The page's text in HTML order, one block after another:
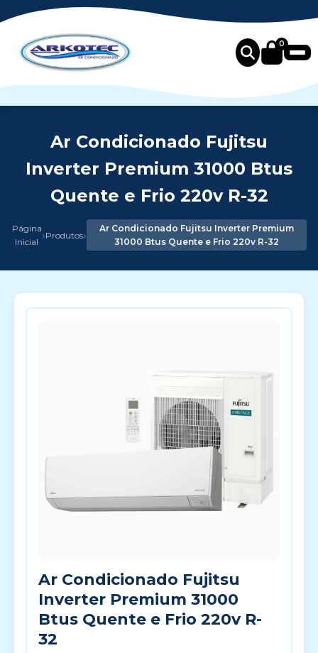
0
Ar Condicionado Fujitsu
Inverter Premium 31000 Btus
Quente e Frio 220v R-32
Página
Inicial ›Produtos›
Ar Condicionado Fujitsu Inverter Premium
31000 Btus Quente e Frio 220v R-32
Ar Condicionado Fujitsu
Inverter Premium 31000
Btus Quente e Frio 220v R-
32